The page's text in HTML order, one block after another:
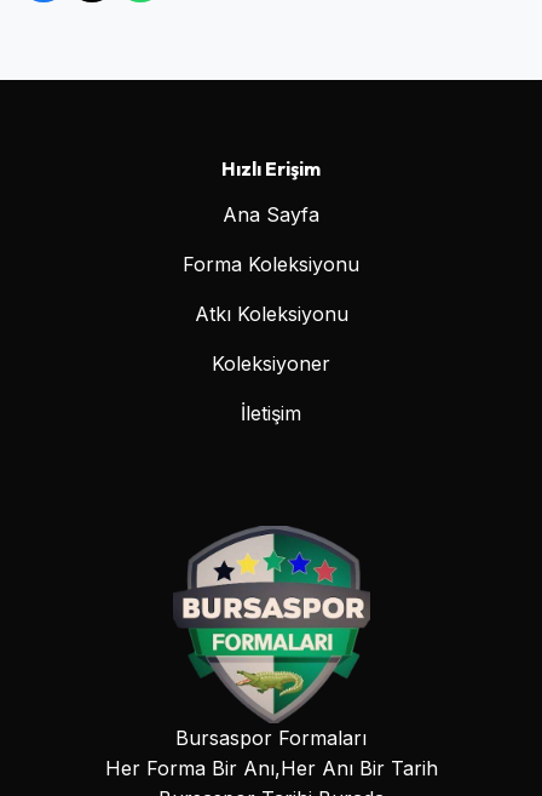
Hızlı Erişim
Ana Sayfa
Forma Koleksiyonu
Atkı Koleksiyonu
Koleksiyoner
İletişim
Bursaspor Formaları
Her Forma Bir Anı,Her Anı Bir Tarih